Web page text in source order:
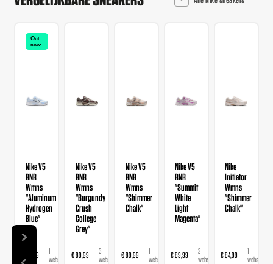
Out
now
Nike V5
RNR
Wmns
"Aluminum
Hydrogen
Blue"
€ 89,99
1
webshop
Nike V5
RNR
Wmns
"Burgundy
Crush
College
Grey"
€ 89,99
3
webshops
Nike V5
RNR
Wmns
"Shimmer
Chalk"
€ 89,99
1
webshop
Nike V5
RNR
"Summit
White
Light
Magenta"
€ 89,99
2
webshops
Nike
Initiator
Wmns
"Shimmer
Chalk"
€ 84,99
1
webshop